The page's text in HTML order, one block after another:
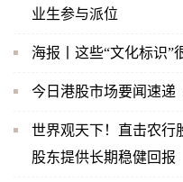
业生参与派位
海报丨这些“文化标识”
今日港股市场要闻速递
世界观天下！直击农行
股东提供长期稳健回报